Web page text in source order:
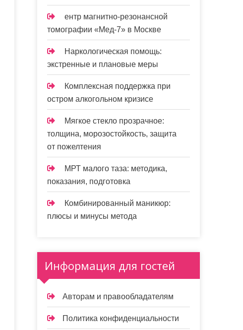
ентр магнитно-резонансной
томографии «Мед-7» в Москве
Наркологическая помощь:
экстренные и плановые меры
Комплексная поддержка при
остром алкогольном кризисе
Мягкое стекло прозрачное:
толщина, морозостойкость, защита
от пожелтения
МРТ малого таза: методика,
показания, подготовка
Комбинированный маникюр:
плюсы и минусы метода
Информация для гостей
Авторам и правообладателям
Политика конфиденциальности